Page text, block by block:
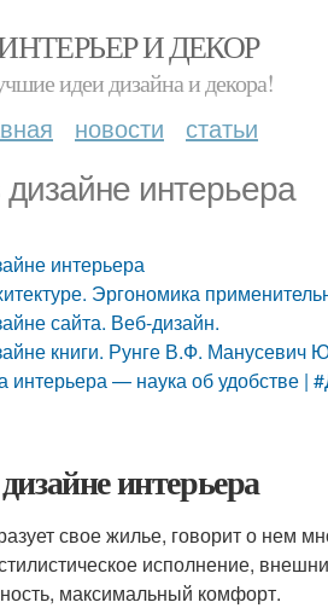
И ДЕКОР
идеи дизайна и декора!
новости статьи
интерьера
интерьера
Эргономика
сайта. Веб-дизайн.
книги. Рунге В.Ф. Манусевич
интерьера — наука об удобстве |
интерьера
свое жилье, говорит о нем
исполнение,
максимальный комфорт.